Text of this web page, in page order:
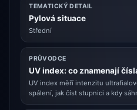
TEMATICKÝ DETAIL
Pylová situace
Střední
PRŮVODCE
UV index: co znamenají
UV index měří intenzitu
spálení, jak číst stupnici a kdy